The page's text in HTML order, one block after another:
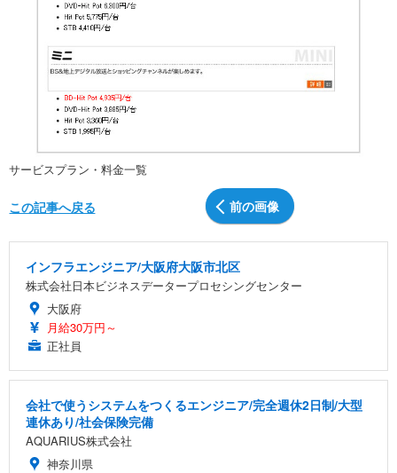
サービスプラン・料金一覧
前の画像
この記事へ戻る
インフラエンジニア/大阪府大阪市北区
株式会社日本ビジネスデータープロセシングセンター
大阪府
月給30万円～
正社員
会社で使うシステムをつくるエンジニア/完全週休2日制/大型
連休あり/社会保険完備
AQUARIUS株式会社
神奈川県